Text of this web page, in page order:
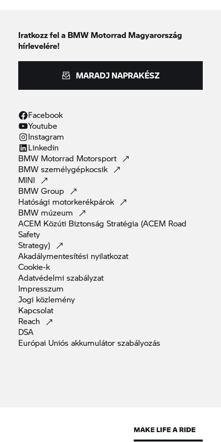
Iratkozz fel a BMW Motorrad Magyarország
hírlevelére!
MARADJ NAPRAKÉSZ
Facebook
Youtube
Instagram
Linkedin
BMW Motorrad Motorsport
BMWszemélygépkocsik
MINI
BMWGroup
Hatósági motorkerékpárok
BMW múzeum
ACEM Közúti Biztonság Stratégia (ACEM Road
Safety
Strategy)
Akadálymentesítési nyilatkozat
Cookie-k
Adatvédelmiszabályzat
Impresszum
Jogi közlemény
Kapcsolat
Reach
DSA
Európai Uniós akkumulátorszabályozás